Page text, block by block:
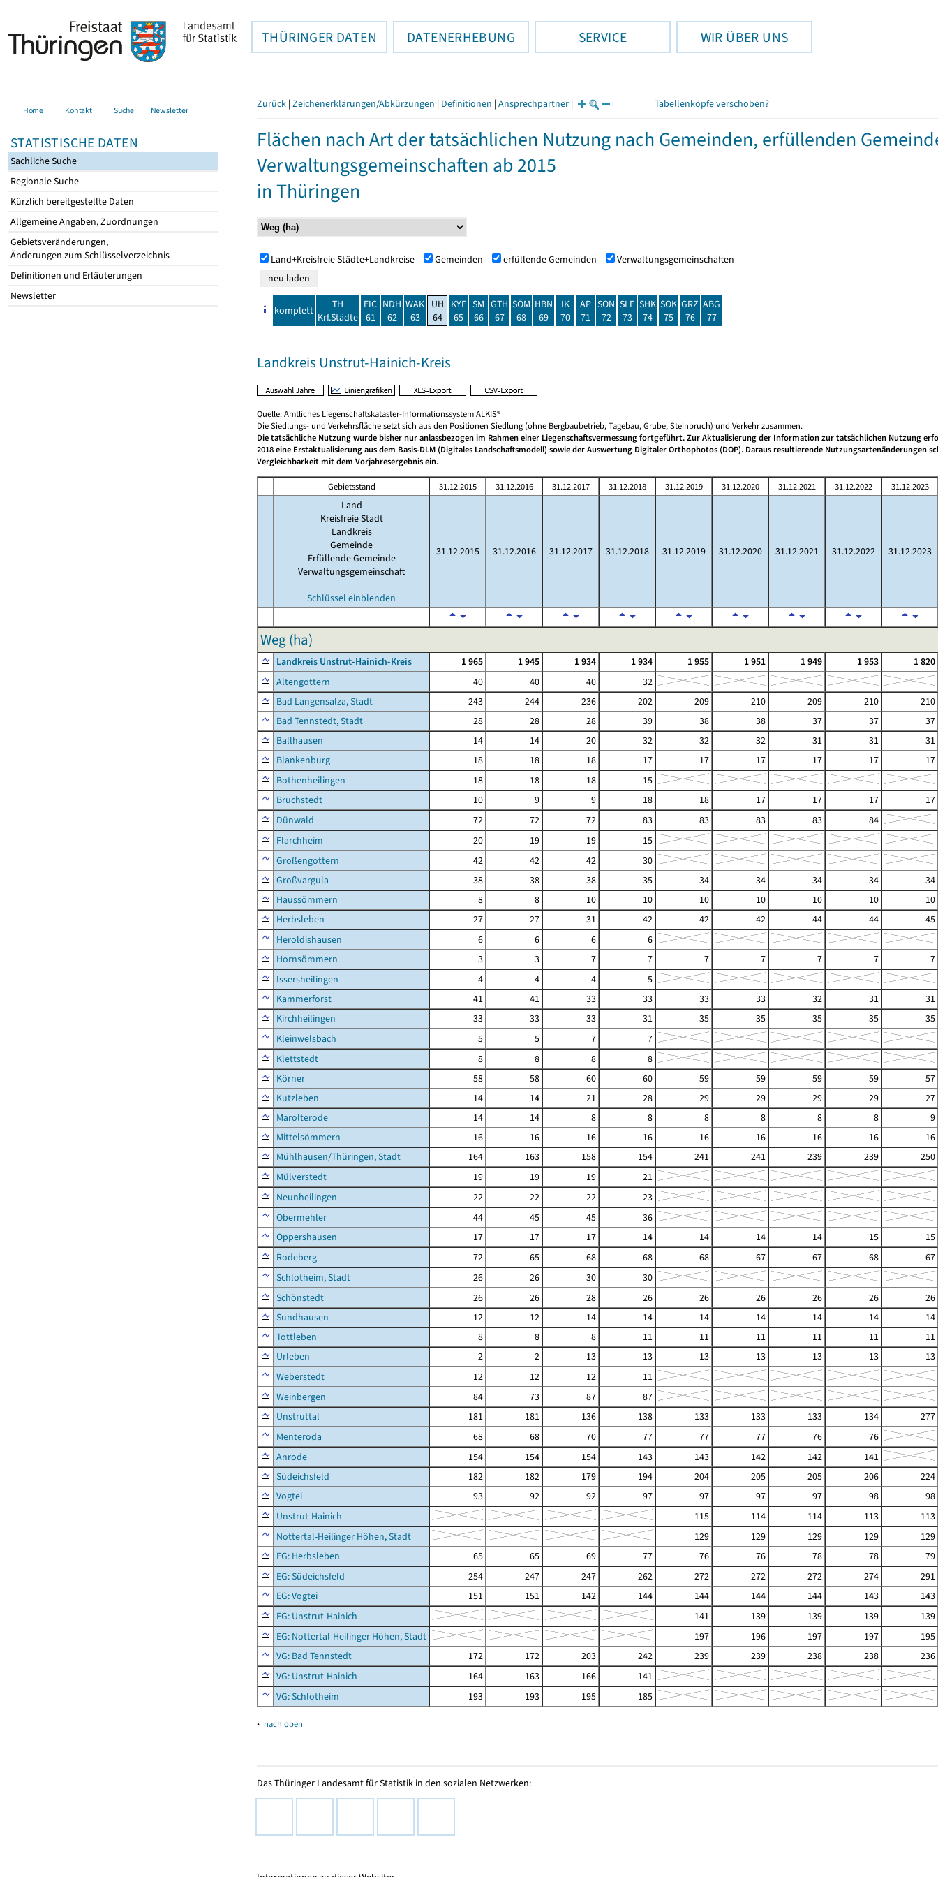
THÜRINGER DATEN DATENERHEBUNG SERVICE WIR ÜBER UNS
Home Kontakt Suche Newsletter
STATISTISCHE DATEN
Sachliche Suche
Regionale Suche
Kürzlich bereitgestellte Daten
Allgemeine Angaben, Zuordnungen
Gebietsveränderungen,
Änderungen zum Schlüsselverzeichnis
Definitionen und Erläuterungen
Newsletter
Zurück | Zeichenerklärungen/Abkürzungen | Definitionen | Ansprechpartner | Tabellenköpfe verschoben?
Flächen nach Art der tatsächlichen Nutzung nach Gemeinden, erfüllenden
Verwaltungsgemeinschaften ab 2015
in Thüringen
Land+Kreisfreie Städte+Landkreise Gemeinden erfüllende Gemeinden Verwaltungsgemeinschaften
komplett
TH
Krf.Städte
EIC
61
NDH
62
WAK
63
UH
64
KYF
65
SM
66
GTH
67
SÖM
68
HBN
69
IK
70
AP
71
SON
72
SLF
73
SHK
74
SOK
75
GRZ
76
ABG
77
Landkreis Unstrut-Hainich-Kreis
Quelle: Amtliches Liegenschaftskataster-Informationssystem ALKIS®
Die Siedlungs- und Verkehrsfläche setzt sich aus den Positionen Siedlung (ohne Bergbaubetrieb, Tagebau, Grube, Steinbruch) und Verkehr zusammen.
Die tatsächliche Nutzung wurde bisher nur anlassbezogen im Rahmen einer Liegenschaftsvermessung fortgeführt. Zur Aktualisierung der Information zur tatsächlichen Nutzung
2018 eine Erstaktualisierung aus dem Basis-DLM (Digitales Landschaftsmodell) sowie der Auswertung Digitaler Orthophotos (DOP). Daraus resultierende Nutzungsartenänderungen
Vergleichbarkeit mit dem Vorjahresergebnis ein.
Gebietsstand 31.12.2015 31.12.2016 31.12.2017 31.12.2018 31.12.2019 31.12.2020 31.12.2021 31.12.2022 31.12.2023
Land
Kreisfreie Stadt
Landkreis
Gemeinde
Erfüllende Gemeinde
Verwaltungsgemeinschaft
Schlüssel einblenden
31.12.2015 31.12.2016 31.12.2017 31.12.2018 31.12.2019 31.12.2020 31.12.2021 31.12.2022 31.12.2023
Weg (ha)
Landkreis Unstrut-Hainich-Kreis 1 965 1 945 1 934 1 934 1 955 1 951 1 949 1 953
1 820
Altengottern
40 40 40
32
Bad Langensalza, Stadt
243 244 236 202 209 210 209 210
210
Bad Tennstedt, Stadt
28 28 28 39 38 38 37 37
37
Ballhausen
14 14 20 32 32 32 31 31
31
Blankenburg
18 18 18 17 17 17 17 17
17
Bothenheilingen
18 18 18
15
Bruchstedt
10 9 9 18 18 17 17 17
17
Dünwald
72 72 72 83 83 83 83
84
Flarchheim
20 19 19
15
Großengottern
42 42 42
30
Großvargula
38 38 38 35 34 34 34 34
34
Haussömmern
8 8 10 10 10 10 10 10
10
Herbsleben
27 27 31 42 42 42 44 44
45
Heroldishausen
6 6 6
6
Hornsömmern
3 3 7 7 7 7 7 7
7
Issersheilingen
4 4 4
5
Kammerforst
41 41 33 33 33 33 32 31
31
Kirchheilingen
33 33 33 31 35 35 35 35
35
Kleinwelsbach
5 5 7
7
Klettstedt
8 8 8
8
Körner
58 58 60 60 59 59 59 59
57
Kutzleben
14 14 21 28 29 29 29 29
27
Marolterode
14 14 8 8 8 8 8 8
9
Mittelsömmern
16 16 16 16 16 16 16 16
16
Mühlhausen/Thüringen, Stadt
164 163 158 154 241 241 239 239
250
Mülverstedt
19 19 19
21
Neunheilingen
22 22 22
23
Obermehler
44 45 45
36
Oppershausen
17 17 17 14 14 14 14 15
15
Rodeberg
72 65 68 68 68 67 67 68
67
Schlotheim, Stadt
26 26 30
30
Schönstedt
26 26 28 26 26 26 26 26
26
Sundhausen
12 12 14 14 14 14 14 14
14
Tottleben
8 8 8 11 11 11 11 11
11
Urleben
2 2 13 13 13 13 13 13
13
Weberstedt
12 12 12
11
Weinbergen
84 73 87
87
Unstruttal
181 181 136 138 133 133 133 134
277
Menteroda
68 68 70 77 77 77 76
76
Anrode
154 154 154 143 143 142 142
141
Südeichsfeld
182 182 179 194 204 205 205 206
224
Vogtei
93 92 92 97 97 97 97 98
98
Unstrut-Hainich
115 114 114 113
113
Nottertal-Heilinger Höhen, Stadt
129 129 129 129
129
EG: Herbsleben
65 65 69 77 76 76 78 78
79
EG: Südeichsfeld
254 247 247 262 272 272 272 274
291
EG: Vogtei
151 151 142 144 144 144 144 143
143
EG: Unstrut-Hainich
141 139 139 139
139
EG: Nottertal-Heilinger Höhen, Stadt
197 196 197 197
195
VG: Bad Tennstedt
172 172 203 242 239 239 238 238
236
VG: Unstrut-Hainich
164 163 166
141
VG: Schlotheim
193 193 195 185
▴ nach oben
Das Thüringer Landesamt für Statistik in den sozialen Netzwerken: